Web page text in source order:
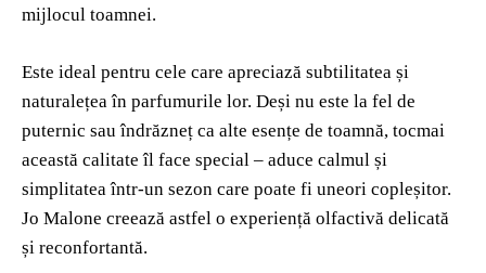
mijlocul toamnei.
Este ideal pentru cele care apreciază subtilitatea și
naturalețea în parfumurile lor. Deși nu este la fel de
puternic sau îndrăzneț ca alte esențe de toamnă, tocmai
această calitate îl face special – aduce calmul și
simplitatea într-un sezon care poate fi uneori copleșitor.
Jo Malone creează astfel o experiență olfactivă delicată
și reconfortantă.